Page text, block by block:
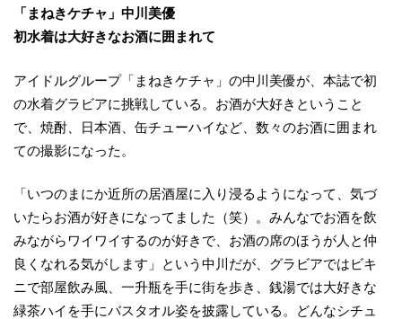
「まねきケチャ」中川美優
初水着は大好きなお酒に囲まれて
アイドルグループ「まねきケチャ」の中川美優が、本誌で初
の水着グラビアに挑戦している。お酒が大好きということ
で、焼酎、日本酒、缶チューハイなど、数々のお酒に囲まれ
ての撮影になった。
「いつのまにか近所の居酒屋に入り浸るようになって、気づ
いたらお酒が好きになってました（笑）。みんなでお酒を飲
みながらワイワイするのが好きで、お酒の席のほうが人と仲
良くなれる気がします」という中川だが、グラビアではビキ
ニで部屋飲み風、一升瓶を手に街を歩き、銭湯では大好きな
緑茶ハイを手にバスタオル姿を披露している。どんなシチュ